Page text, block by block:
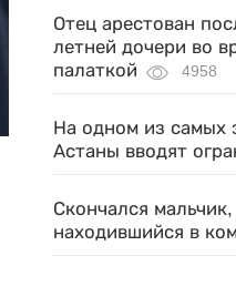
Отец арестован
летней дочери во
палаткой
4958
На одном из самых
Астаны вводят
Скончался
находившийся в